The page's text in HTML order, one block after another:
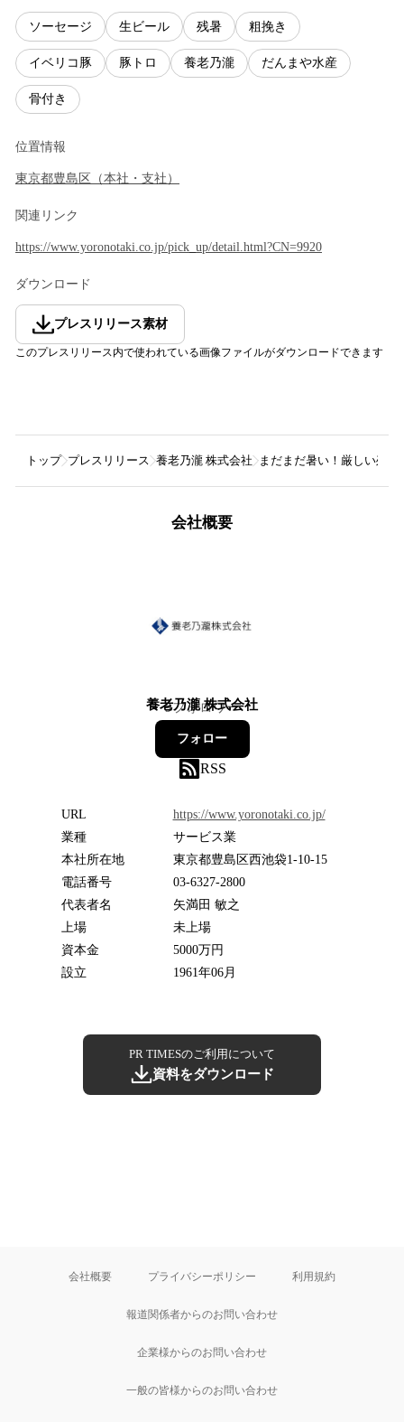
ソーセージ 生ビール 残暑 粗挽き
イベリコ豚 豚トロ 養老乃瀧 だんまや水産
骨付き
位置情報
東京都豊島区 （本社・支社 ）
関連リンク
https://www.yoronotaki.co.jp/pick_up/detail.html?CN=9920
ダウンロード
プレスリリース素材
このプレスリリース内で使われている画像ファイルがダウンロードできます
トップ プレスリリース 養老乃瀧 株式会社 まだまだ暑い！厳しい残
会社概要
養老乃瀧 株式会社
9フォロワー
フォロー
RSS
URL
https://www.yoronotaki.co.jp/
業種
サービス業
本社所在地
東京都豊島区西池袋1-10-15
電話番号
03-6327-2800
代表者名
矢満田 敏之
上場
未上場
資本金
5000万円
設立
1961年06月
PR TIMESのご利用について
資料をダウンロード
会社概要 プライバシーポリシー 利用規約
報道関係者からのお問い合わせ
企業様からのお問い合わせ
一般の皆様からのお問い合わせ